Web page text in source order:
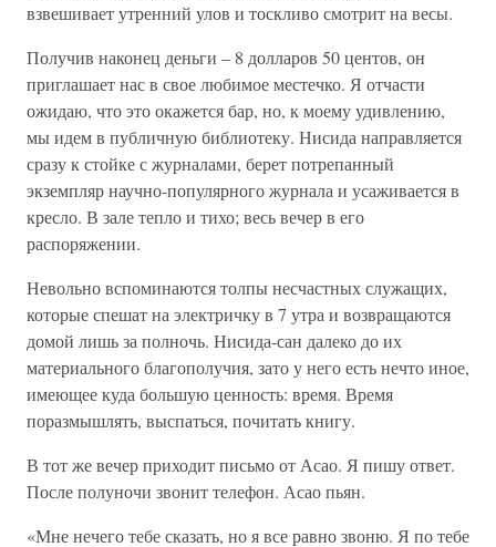
взвешивает утренний улов и тоскливо смотрит на весы.
Получив наконец деньги – 8 долларов 50 центов, он
приглашает нас в свое любимое местечко. Я отчасти
ожидаю, что это окажется бар, но, к моему удивлению,
мы идем в публичную библиотеку. Нисида направляется
сразу к стойке с журналами, берет потрепанный
экземпляр научно-популярного журнала и усаживается в
кресло. В зале тепло и тихо; весь вечер в его
распоряжении.
Невольно вспоминаются толпы несчастных служащих,
которые спешат на электричку в 7 утра и возвращаются
домой лишь за полночь. Нисида-сан далеко до их
материального благополучия, зато у него есть нечто иное,
имеющее куда большую ценность: время. Время
поразмышлять, выспаться, почитать книгу.
В тот же вечер приходит письмо от Асао. Я пишу ответ.
После полуночи звонит телефон. Асао пьян.
«Мне нечего тебе сказать, но я все равно звоню. Я по тебе